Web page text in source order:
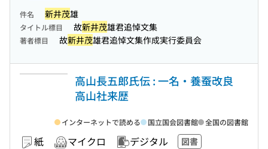
件名 新井茂雄
タイトル標目 故新井茂雄君追悼文集
著者標目 故新井茂雄君追悼文集作成実行委員会
高山長五郎氏伝 : 一名・養蚕改良
高山社来歴
紙 マイクロ デジタル
図書
インターネットで読める 国立国会図書館 全国の図書館